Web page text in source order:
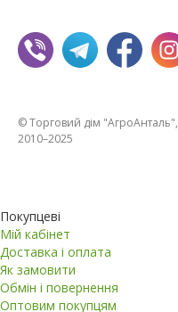
© Торговий дім "АгроАнталь",
2010–2025
Покупцеві
Мій кабінет
Доставка і оплата
Як замовити
Обмін і повернення
Оптовим покупцям